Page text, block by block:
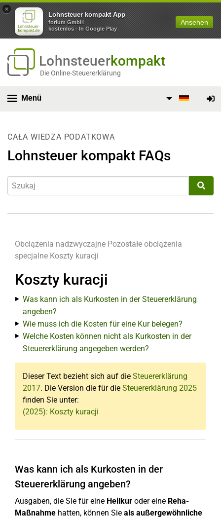
×
Lohnsteuer kompakt App
forium GmbH
kostenlos - In Google Play
Ansehen
Lohnsteuerkompakt
Die Online-Steuererklärung
Menü
CAŁA WIEDZA PODATKOWA
Lohnsteuer kompakt FAQs
Obciążenia nadzwyczajne Pozostałe obciążenia
specjalne Koszty kuracji
Koszty kuracji
Was kann ich als Kurkosten in der Steuererklärung
angeben?
Wie muss ich die Kosten für eine Kur belegen?
Welche Kosten können nicht als Kurkosten in der
Steuererklärung angegeben werden?
Dieser Text bezieht sich auf die Steuererklärung
2017. Die Version die für die Steuererklärung 2025
finden Sie unter:
(2025): Koszty kuracji
Was kann ich als Kurkosten in der
Steuererklärung angeben?
Ausgaben, die Sie für eine Heilkur oder eine Reha-
Maßnahme hatten, können Sie als außergewöhnliche